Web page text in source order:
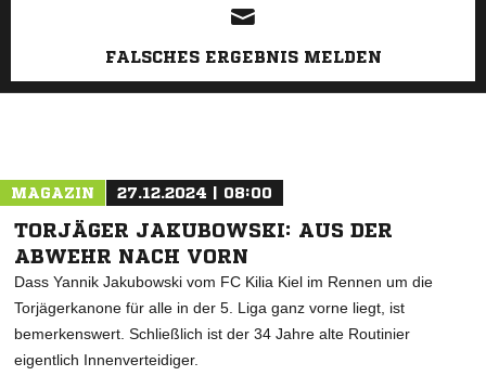
FALSCHES ERGEBNIS MELDEN
MAGAZIN 27.12.2024 | 08:00
TORJÄGER JAKUBOWSKI: AUS DER
ABWEHR NACH VORN
Dass Yannik Jakubowski vom FC Kilia Kiel im Rennen um die
Torjägerkanone für alle in der 5. Liga ganz vorne liegt, ist
bemerkenswert. Schließlich ist der 34 Jahre alte Routinier
eigentlich Innenverteidiger.